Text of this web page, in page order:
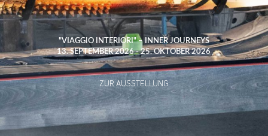
"VIAGGIO INTERIORI" – INNER JOURNEYS
13. SEPTEMBER 2026 - 25. OKTOBER 2026
ZUR AUSSTELLUNG